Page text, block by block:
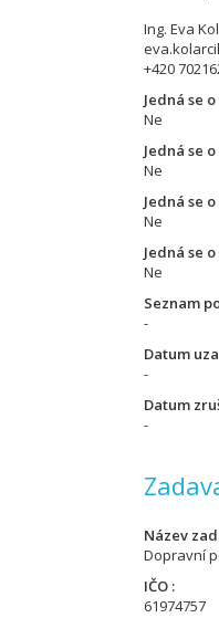
Ing. Eva
+420
Jedná se
Ne
Jedná se
Ne
Jedná se
Ne
Jedná se
Ne
Seznam
-
Datum
-
Datum
-
Název
Dopravní
IČO
61974757